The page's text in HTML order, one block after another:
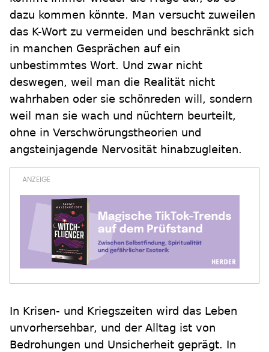
dazu kommen könnte. Man versucht zuweilen
das K-Wort zu vermeiden und beschränkt sich
in manchen Gesprächen auf ein
unbestimmtes Wort. Und zwar nicht
deswegen, weil man die Realität nicht
wahrhaben oder sie schönreden will, sondern
weil man sie wach und nüchtern beurteilt,
ohne in Verschwörungstheorien und
angsteinjagende Nervosität hinabzugleiten.
In Krisen- und Kriegszeiten wird das Leben
unvorhersehbar, und der Alltag ist von
Bedrohungen und Unsicherheit geprägt. In